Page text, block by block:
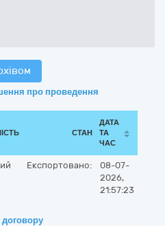
про проведення
СТАН
ДАТА
ТА
ЧАС
Експортовано:
08-07-
2026,
21:57:23